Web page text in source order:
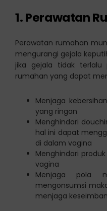
1. Perawatan
Perawatan rumahan
mengurangi gejala
jika gejala tidak terlalu
rumahan yang dapat
Menjaga
yang ringan
Menghindari
hal ini dapat
di dalam vagina
Menghindari
vagina
Menjaga pola
mengonsumsi
menjaga